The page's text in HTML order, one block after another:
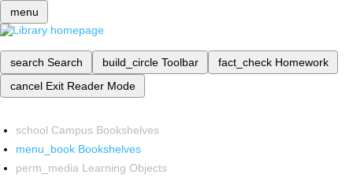
menu
search Search build_circle Toolbar fact_check Homework
cancel Exit Reader Mode
school Campus Bookshelves
menu_book Bookshelves
perm_media Learning Objects